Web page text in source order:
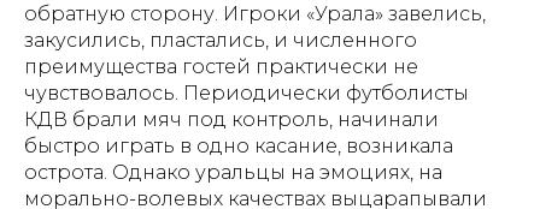
обратную сторону. Игроки «Урала» завелись,
закусились, пластались, и численного
преимущества гостей практически не
чувствовалось. Периодически футболисты
КДВ брали мяч под контроль, начинали
быстро играть в одно касание, возникала
острота. Однако уральцы на эмоциях, на
морально-волевых качествах выцарапывали